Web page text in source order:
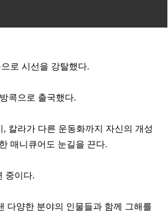
로 시선을 강탈했다.
콕으로 출국했다.
칼라가 다른 운동화까지 자신의 개성
매니큐어도 눈길을 끈다.
중이다.
다양한 분야의 인물들과 함께 그해를